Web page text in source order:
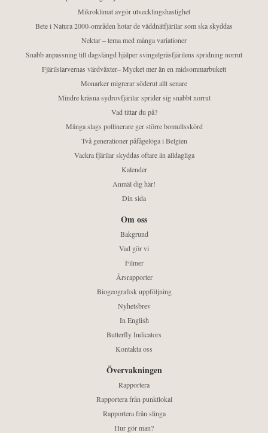
Mikroklimat avgör utvecklingshastighet
Bete i Natura 2000-områden hotar de väddnätfjärilar som ska skyddas
Nektar – tema med många variationer
Snabb anpassning till dagslängd hjälper svingelgräsfjärilens spridning norrut
Fjärilslarvernas värdväxter– Mycket mer än en midsommarbukett
Monarker migrerar söderut allt senare
Mindre kräsna sydrovfjärilar sprider sig snabbt norrut
Vad tittar du på?
Många slags pollinerare ger större bomullsskörd
Två generationer påfågelöga i Belgien
Vackra fjärilar skyddas oftare än alldagliga
Kalender
Anmäl dig här!
Din sida
Om oss
Bakgrund
Vad gör vi
Filmer
Årsrapporter
Biogeografisk uppföljning
Nyhetsbrev
In English
Butterfly Indicators
Kontakta oss
Övervakningen
Rapportera
Rapportera från punktlokal
Rapportera från slinga
Hur gör man?